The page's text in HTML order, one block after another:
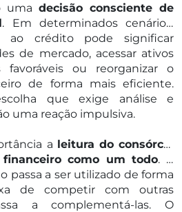
uma decisão consciente de
. Em determinados cenários,
ao crédito pode significar
de mercado, acessar ativos
ou reorganizar o
de forma mais eficiente.
que exige análise e
uma reação impulsiva.
a leitura do consórcio
como um todo. À
passa a ser utilizado de forma
de competir com outras
a complementá-las. O